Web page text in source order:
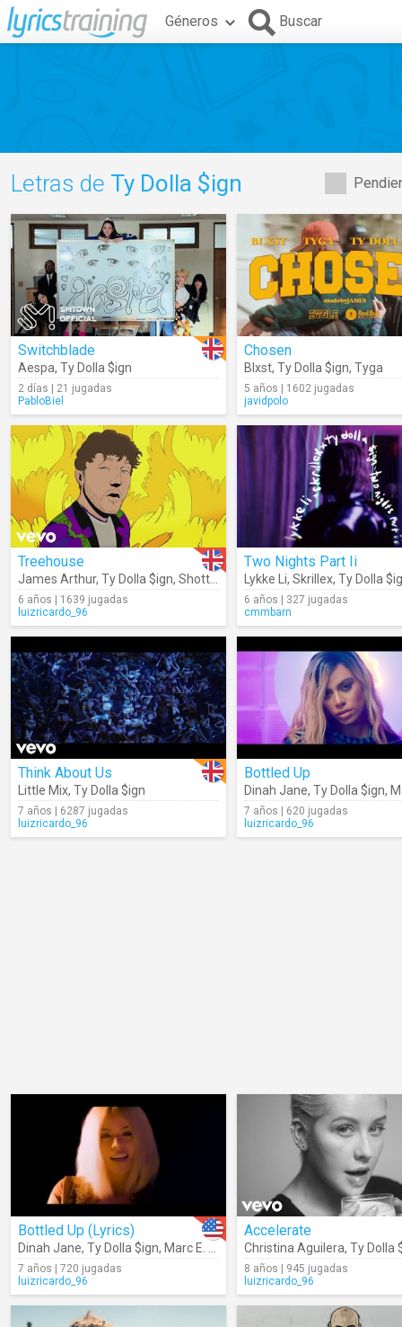
Géneros Buscar
Letras de Ty Dolla $ign
Switchblade
Aespa, Ty Dolla $ign
2 días | 21 jugadas
PabloBiel
Chosen
Blxst, Ty Dolla $ign, Tyga
5 años | 1602 jugadas
javidpolo
Treehouse
James Arthur, Ty Dolla $ign, Shotty Horroh
6 años | 1639 jugadas
luizricardo_96
Two Nights Part Ii
Lykke Li, Skrillex, Ty Dolla
6 años | 327 jugadas
cmmbarn
Think About Us
Little Mix, Ty Dolla $ign
7 años | 6287 jugadas
luizricardo_96
Bottled Up
Dinah Jane, Ty Dolla $ign,
7 años | 620 jugadas
luizricardo_96
Bottled Up (Lyrics)
Dinah Jane, Ty Dolla $ign, Marc E. Bassy
7 años | 720 jugadas
luizricardo_96
Accelerate
Christina Aguilera, Ty Dolla
8 años | 945 jugadas
luizricardo_96